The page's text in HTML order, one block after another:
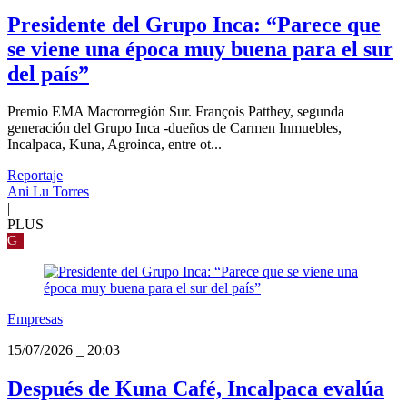
Presidente del Grupo Inca: “Parece que
se viene una época muy buena para el sur
del país”
Premio EMA Macrorregión Sur. François Patthey, segunda
generación del Grupo Inca -dueños de Carmen Inmuebles,
Incalpaca, Kuna, Agroinca, entre ot...
Reportaje
Ani Lu Torres
PLUS
G
Empresas
15/07/2026
20:03
Después de Kuna Café, Incalpaca evalúa